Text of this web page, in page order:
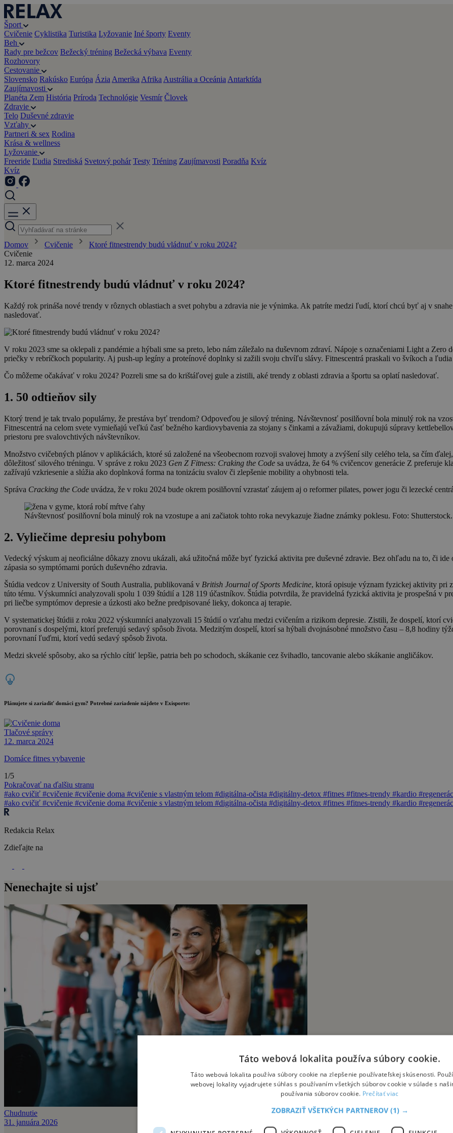
Šport
Cvičenie Cyklistika Turistika Lyžovanie Iné športy Eventy
Beh
Rady pre bežcov Bežecký tréning Bežecká výbava Eventy
Rozhovory
Cestovanie
Slovensko Rakúsko Európa Ázia Amerika Afrika Austrália a Oceánia Antarktída
Zaujímavosti
Planéta Zem História Príroda Technológie Vesmír Človek
Zdravie
Telo Duševné zdravie
Vzťahy
Partneri & sex Rodina
Krása & wellness
Lyžovanie
Freeride Ľudia Strediská Svetový pohár Testy Tréning Zaujímavosti Poradňa Kvíz
Kvíz
Domov Cvičenie
Ktoré fitnestrendy budú vládnuť v roku 2024?
Cvičenie
12. marca 2024
Ktoré fitnestrendy budú vládnuť v roku 2024?
Každý rok prináša nové trendy v rôznych oblastiach a svet pohybu a zdravia nie je výnimka. Ak patríte medzi ľudí, ktorí chcú byť aj v
nasledovať.
V roku 2023 sme sa oklepali z pandémie a hýbali sme sa preto, lebo nám záležalo na duševnom zdraví. Nápoje s označeniami Light a
priečky v rebríčkoch popularity. Aj push-up legíny a proteínové doplnky si zažili svoju chvíľu slávy. Fitnescentrá praskali vo švíkoch a
Čo môžeme očakávať v roku 2024? Pozreli sme sa do krištáľovej gule a zistili, aké trendy z oblasti zdravia a športu sa oplatí nasledovať.
1. 50 odtieňov sily
Ktorý trend je tak trvalo populárny, že prestáva byť trendom? Odpoveďou je silový tréning. Návštevnosť posilňovní bola minulý rok na
Fitnescentrá na celom svete vymieňajú veľkú časť bežného kardiovybavenia za stojany s činkami a závažiami, dokupujú súpravy
priestoru pre svalovchtivých návštevníkov.
Množstvo cvičebných plánov v aplikáciách, ktoré sú založené na všeobecnom rozvoji svalovej hmoty a zvýšení sily celého tela, sa čím
dôležitosť silového tréningu. V správe z roku 2023 Gen Z Fitness: Craking the Code sa uvádza, že 64 % cvičencov generácie Z preferuje
zažívajú vzkriesenie a slúžia ako doplnková forma na tonizáciu svalov či zlepšenie mobility a ohybnosti tela.
Správa Cracking the Code uvádza, že v roku 2024 bude okrem posilňovní vzrastať záujem aj o reformer pilates, power jogu či lezecké
Návštevnosť posilňovní bola minulý rok na vzostupe a ani začiatok tohto roka nevykazuje žiadne známky poklesu. Foto: Shutterstock.
2. Vyliečime depresiu pohybom
Vedecký výskum aj neoficiálne dôkazy znovu ukázali, aká užitočná môže byť fyzická aktivita pre duševné zdravie. Bez ohľadu na to, či
zápasia so symptómami porúch duševného zdravia.
Štúdia vedcov z University of South Australia, publikovaná v British Journal of Sports Medicine, ktorá opisuje význam fyzickej aktivity pri
túto tému. Výskumníci analyzovali spolu 1 039 štúdií a 128 119 účastníkov. Štúdia potvrdila, že pravidelná fyzická aktivita je prospešná v
pri liečbe symptómov depresie a úzkosti ako bežne predpisované lieky, dokonca aj terapie.
V systematickej štúdii z roku 2022 výskumníci analyzovali 15 štúdií o vzťahu medzi cvičením a rizikom depresie. Zistili, že dospelí, ktorí
porovnaní s dospelými, ktorí preferujú sedavý spôsob života. Medzitým dospelí, ktorí sa hýbali dvojnásobné množstvo času – 8,8 hodiny
porovnaní ľuďmi, ktorí vedú sedavý spôsob života.
Medzi skvelé spôsoby, ako sa rýchlo cítiť lepšie, patria beh po schodoch, skákanie cez švihadlo, tancovanie alebo skákanie angličákov.
Plánujete si zariadiť domáci gym? Potrebné zariadenie nájdete v Exisporte:
Tlačové správy
12. marca 2024
Domáce fitnes vybavenie
1/5
Pokračovať na ďalšiu stranu
#ako cvičiť #cvičenie #cvičenie doma #cvičenie s vlastným telom #digitálna-očista #digitálny-detox #fitnes #fitnes-trendy #kardio
#ako cvičiť #cvičenie #cvičenie doma #cvičenie s vlastným telom #digitálna-očista #digitálny-detox #fitnes #fitnes-trendy #kardio
Redakcia Relax
Zdieľajte na
Nenechajte si ujsť
Chudnutie
31. januára 2026
Táto webová lokalita používa súbory cookie.
Táto webová lokalita používa súbory cookie na zlepšenie používateľskej skúsenosti.
webovej lokality vyjadrujete súhlas s používaním všetkých súborov cookie v súlade s
používania súborov cookie. Prečítať viac
ZOBRAZIŤ VŠETKÝCH PARTNEROV (1) →